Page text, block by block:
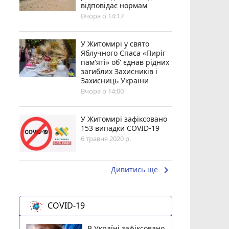
відповідає нормам
Вчора о 14:17
У Житомирі у свято
Яблучного Спаса «Пиріг
пам'яті» об' єднав рідних
загиблих Захисників і
Захисниць України
Вчора о 14:00
У Житомирі зафіксовано
153 випадки COVID-19
6 травня 2020 р.
Дивитись ще keyboard_arrow_right
COVID-19